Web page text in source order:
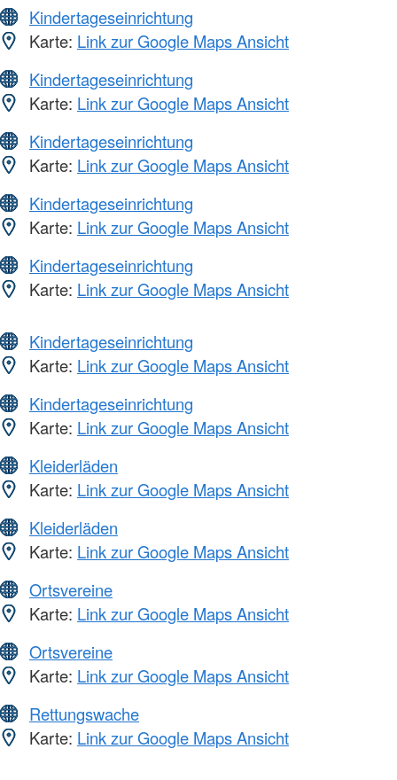
Kindertageseinrichtung
Karte: Link zur Google Maps Ansicht
Kindertageseinrichtung
Karte: Link zur Google Maps Ansicht
Kindertageseinrichtung
Karte: Link zur Google Maps Ansicht
Kindertageseinrichtung
Karte: Link zur Google Maps Ansicht
Kindertageseinrichtung
Karte: Link zur Google Maps Ansicht
Kindertageseinrichtung
Karte: Link zur Google Maps Ansicht
Kindertageseinrichtung
Karte: Link zur Google Maps Ansicht
Kleiderläden
Karte: Link zur Google Maps Ansicht
Kleiderläden
Karte: Link zur Google Maps Ansicht
Ortsvereine
Karte: Link zur Google Maps Ansicht
Ortsvereine
Karte: Link zur Google Maps Ansicht
Rettungswache
Karte: Link zur Google Maps Ansicht